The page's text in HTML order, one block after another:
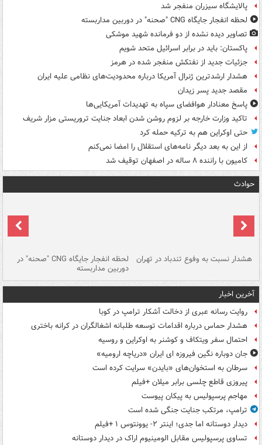
پالایشگاه سیزران منفجر شد
لحظه انفجار جایگاه CNG "صحنه" در دوربین مداربسته
تصاویر دیده‌ نشده از دو فرمانده شهید موشکی
پاکستان: باید در برابر اسرائیل متحد شویم
جزئیات جدید از نفتکش منفجر شده در هرمز
هشدار ارشدترین ژنرال آمریکا درباره محدودیت‌های نظامی علیه ایران
مقصد جدید پسر زیدان
پاسخ معنادار هوافضای سپاه به تهدیدات آمریکایی‌ها
تاکید وزارت خارجه بر لزوم روشن شدن ابعاد جنایت تروریستی مزار شریف
حتی اوکراین هم به ترکیه حمله کرد
از این به بعد دیگر نامه‌های استقلال را امضا نمی‌کنم
کامیون با راننده ۸ ساله در اصفهان توقیف شد
حوادث
هشدار نسبت به وفوع تندباد در تهران لحظه انفجار جایگاه CNG "صحنه" در
دوربین مداربسته
آخرین اخبار
روایت رسانه عبری از دخالت آشکار ترامپ در کوبا
هشدار حماس درباره اقدامات توسعه طلبانه اشغالگران در کرانه باختری
احتمال سفر ویتکاف و کوشنر به اوکراین و روسیه
جان دوباره نگین فیروزه ای ایران «دریاچه ارومیه»
سرطان به استخوان‌های «بایدن» سرایت کرده است
پیروزی قاطع چلسی برابر میلان +فیلم
مهاجم پرسپولیس به پیکان پیوست
ترامپ، مرتکب جنایت جنگی شده است
دیدار دوستانه اما جدی؛ اینتر ۲- یوونتوس ۱ +فیلم
تساوی پرسپولیس مقابل الومینیوم اراک در دیدار دوستانه